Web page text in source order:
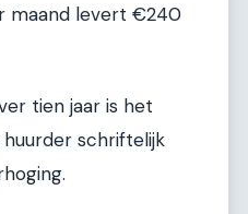
maand levert €240
tien jaar is het
schriftelijk